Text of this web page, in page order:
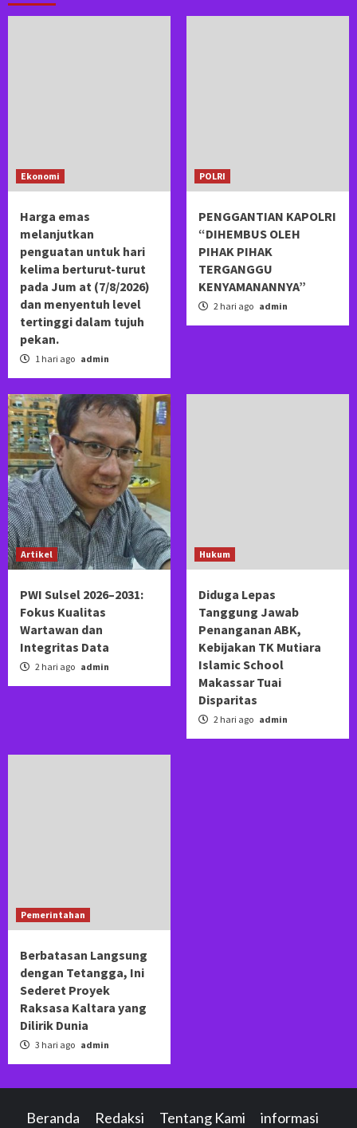
Ekonomi
Harga emas
melanjutkan
penguatan untuk hari
kelima berturut-turut
pada Jum at (7/8/2026)
dan menyentuh level
tertinggi dalam tujuh
pekan.
1 hari ago admin
POLRI
PENGGANTIAN KAPOLRI
“DIHEMBUS OLEH
PIHAK PIHAK
TERGANGGU
KENYAMANANNYA”
2 hari ago admin
Artikel
PWI Sulsel 2026–2031:
Fokus Kualitas
Wartawan dan
Integritas Data
2 hari ago admin
Hukum
Diduga Lepas
Tanggung Jawab
Penanganan ABK,
Kebijakan TK Mutiara
Islamic School
Makassar Tuai
Disparitas
2 hari ago admin
Pemerintahan
Berbatasan Langsung
dengan Tetangga, Ini
Sederet Proyek
Raksasa Kaltara yang
Dilirik Dunia
3 hari ago admin
Beranda Redaksi Tentang Kami informasi